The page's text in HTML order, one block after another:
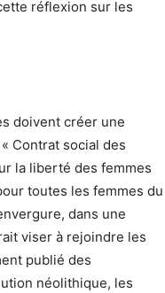
réflexion sur les
doivent créer une
Contrat social des
la liberté des femmes
toutes les femmes du
dans une
viser à rejoindre les
publié des
néolithique, les